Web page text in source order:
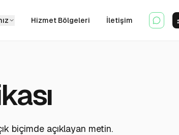
Hizmet Bölgeleri İletişim
biçimde açıklayan metin.